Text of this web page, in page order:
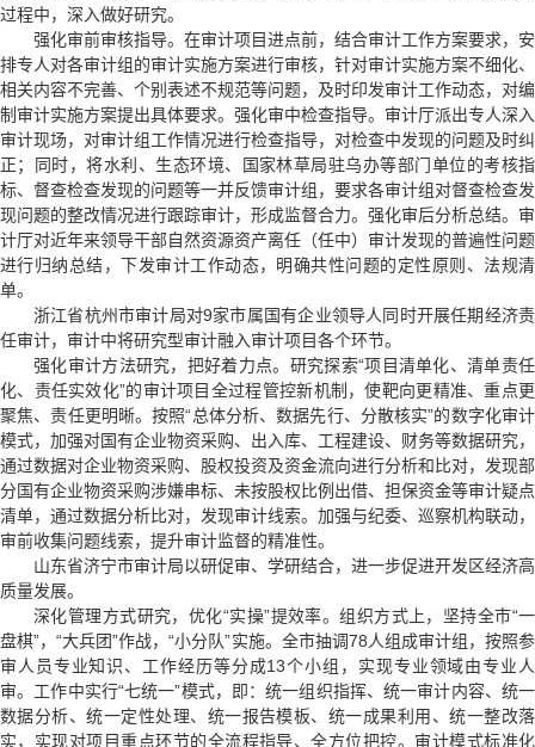
过程中，深入做好研究。
强化审前审核指导。在审计项目进点前，结合审计工作方案要求，安
排专人对各审计组的审计实施方案进行审核，针对审计实施方案不细化、
相关内容不完善、个别表述不规范等问题，及时印发审计工作动态，对编
制审计实施方案提出具体要求。强化审中检查指导。审计厅派出专人深入
审计现场，对审计组工作情况进行检查指导，对检查中发现的问题及时纠
正；同时，将水利、生态环境、国家林草局驻乌办等部门单位的考核指
标、督查检查发现的问题等一并反馈审计组，要求各审计组对督查检查发
现问题的整改情况进行跟踪审计，形成监督合力。强化审后分析总结。审
计厅对近年来领导干部自然资源资产离任（任中）审计发现的普遍性问题
进行归纳总结，下发审计工作动态，明确共性问题的定性原则、法规清
单。
浙江省杭州市审计局对9家市属国有企业领导人同时开展任期经济责
任审计，审计中将研究型审计融入审计项目各个环节。
强化审计方法研究，把好着力点。研究探索“项目清单化、清单责任
化、责任实效化”的审计项目全过程管控新机制，使靶向更精准、重点更
聚焦、责任更明晰。按照“总体分析、数据先行、分散核实”的数字化审计
模式，加强对国有企业物资采购、出入库、工程建设、财务等数据研究，
通过数据对企业物资采购、股权投资及资金流向进行分析和比对，发现部
分国有企业物资采购涉嫌串标、未按股权比例出借、担保资金等审计疑点
清单，通过数据分析比对，发现审计线索。加强与纪委、巡察机构联动，
审前收集问题线索，提升审计监督的精准性。
山东省济宁市审计局以研促审、学研结合，进一步促进开发区经济高
质量发展。
深化管理方式研究，优化“实操”提效率。组织方式上，坚持全市“一
盘棋”，“大兵团”作战，“小分队”实施。全市抽调78人组成审计组，按照参
审人员专业知识、工作经历等分成13个小组，实现专业领域由专业人
审。工作中实行“七统一”模式，即：统一组织指挥、统一审计内容、统一
数据分析、统一定性处理、统一报告模板、统一成果利用、统一整改落
实，实现对项目重点环节的全流程指导、全方位把控。审计模式标准化